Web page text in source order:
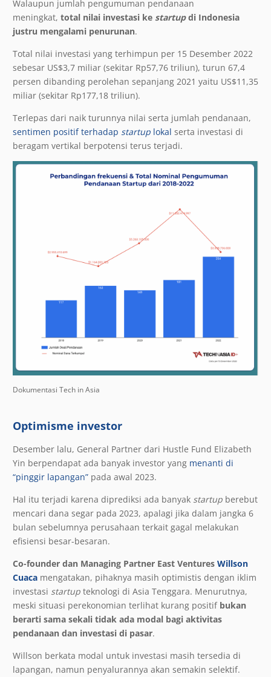
Walaupun jumlah pengumuman pendanaan
meningkat, total nilai investasi ke startupdi Indonesia
justru mengalami penurunan.
Total nilai investasi yang terhimpun per 15 Desember 2022
sebesar US$3,7 miliar (sekitar Rp57,76 triliun), turun 67,4
persen dibanding perolehan sepanjang 2021 yaitu US$11,35
miliar (sekitar Rp177,18 triliun).
Terlepas dari naik turunnya nilai serta jumlah pendanaan,
sentimen positif terhadap startup lokal serta investasi di
beragam vertikal berpotensi terus terjadi.
Dokumentasi Tech in Asia
Optimisme investor
Desember lalu, General Partner dari Hustle Fund Elizabeth
Yin berpendapat ada banyak investor yang menanti di
“pinggir lapangan” pada awal 2023.
Hal itu terjadi karena diprediksi ada banyak startup berebut
mencari dana segar pada 2023, apalagi jika dalam jangka 6
bulan sebelumnya perusahaan terkait gagal melakukan
efisiensi besar-besaran.
Co-founder dan Managing Partner East Ventures Willson
Cuaca mengatakan, pihaknya masih optimistis dengan iklim
investasi startup teknologi di Asia Tenggara. Menurutnya,
meski situasi perekonomian terlihat kurang positif bukan
berarti sama sekali tidak ada modal bagi aktivitas
pendanaan dan investasi di pasar.
Willson berkata modal untuk investasi masih tersedia di
lapangan, namun penyalurannya akan semakin selektif.